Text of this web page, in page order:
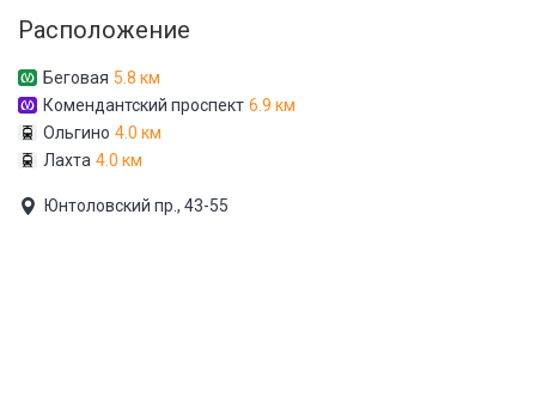
Расположение
Беговая 5.8 км
Комендантский проспект 6.9 км
Ольгино 4.0 км
Лахта 4.0 км
Юнтоловский пр., 43-55